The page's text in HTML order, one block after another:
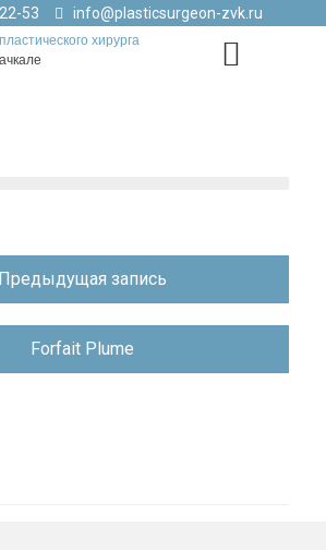
53 info@plasticsurgeon-zvk.ru
хирурга
Предыдущая запись
Forfait Plume